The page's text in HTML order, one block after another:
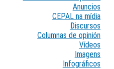
Anuncios
CEPAL na mídia
Discursos
Columnas de opinión
Vídeos
Imagens
Infográficos